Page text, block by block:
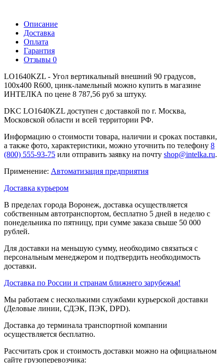
Описание
Доставка
Оплата
Гарантия
Отзывы 0
LO1640KZL - Угол вертикальный внешний 90 градусов,
100х400 R600, цинк-ламельный можно купить в магазине
ИНТЕЛКА по цене 8 787,56 руб за штуку.
DKC LO1640KZL доступен с доставкой по г. Москва,
Московской области и всей территории РФ.
Информацию о стоимости товара, наличии и сроках поставки,
а также фото, характеристики, можно уточнить по телефону 8
(800) 555-93-75 или отправить заявку на почту shop@intelka.ru.
Применение: Автоматизация предприятия
Доставка курьером
В пределах города Воронеж, доставка осуществляется
собственным автотранспортом, бесплатно 5 дней в неделю с
понедельника по пятницу, при сумме заказа свыше 50 000
рублей.
Для доставки на меньшую сумму, необходимо связаться с
персональным менеджером и подтвердить необходимость
доставки.
Доставка по России и странам ближнего зарубежья!
Мы работаем с несколькими службами курьерской доставки
(Деловые линии, СДЭК, ПЭК, DPD).
Доставка до терминала транспортной компании
осуществляется бесплатно.
Рассчитать срок и стоимость доставки можно на официальном
сайте грузоперевозчика: